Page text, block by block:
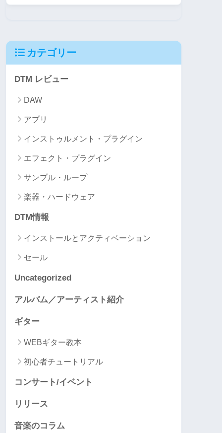
カテゴリー
DTM レビュー
DAW
アプリ
インストゥルメント・プラグイン
エフェクト・プラグイン
サンプル・ループ
楽器・ハードウェア
DTM情報
インストールとアクティベーション
セール
Uncategorized
アルバム／アーティスト紹介
ギター
WEBギター教本
初心者チュートリアル
コンサート/イベント
リリース
音楽のコラム